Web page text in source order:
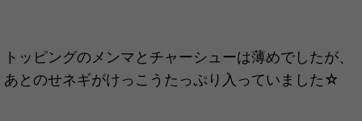
トッピングのメンマとチャーシューは薄めでしたが、
あとのせネギがけっこうたっぷり入っていました☆